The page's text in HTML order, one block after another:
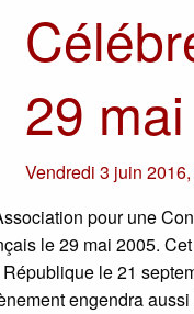
29
Vendredi 3 juin 2016
pour une
le 29 mai 2005.
le 21
engendra